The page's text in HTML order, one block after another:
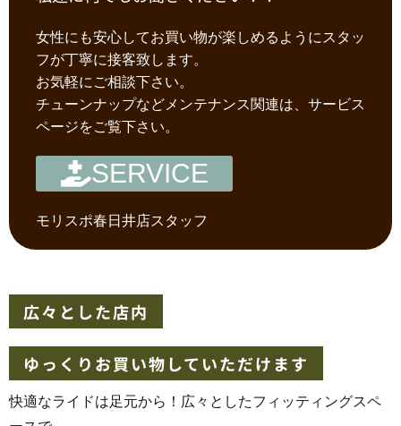
女性にも安心してお買い物が楽しめるようにスタッ
フが丁寧に接客致します。
お気軽にご相談下さい。
チューンナップなどメンテナンス関連は、サービス
ページをご覧下さい。
SERVICE
モリスポ春日井店スタッフ
広々とした店内
ゆっくりお買い物していただけます
快適なライドは足元から！広々としたフィッティングスペ